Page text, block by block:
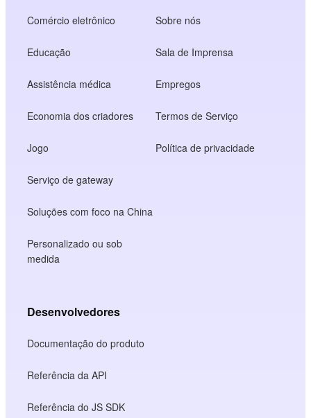
Comércio eletrônico
Educação
Assistência médica
Economia dos criadores
Jogo
Serviço de gateway
Soluções com foco na China
Personalizado ou sob
medida
Sobre nós
Sala de Imprensa
Empregos
Termos de Serviço
Política de privacidade
Desenvolvedores
Documentação do produto
Referência da API
Referência do JS SDK